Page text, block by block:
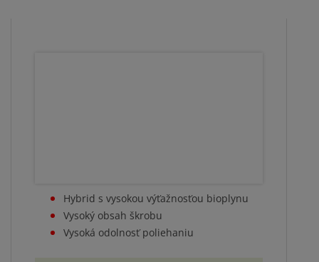
Hybrid s vysokou výťažnosťou bioplynu
Vysoký obsah škrobu
Vysoká odolnosť poliehaniu